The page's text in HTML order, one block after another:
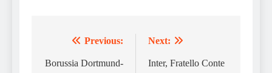
navigation
Previous:
Borussia Dortmund-
Next:
Inter, Fratello Conte